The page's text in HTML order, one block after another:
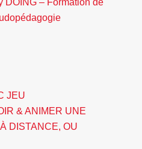
DOING – Formation de
JEU
& ANIMER UNE
DISTANCE, OU